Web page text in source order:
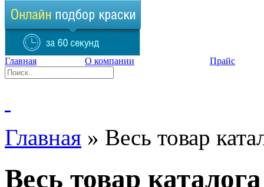
Главная О компании Прайс
Главная » Весь товар
Весь товар